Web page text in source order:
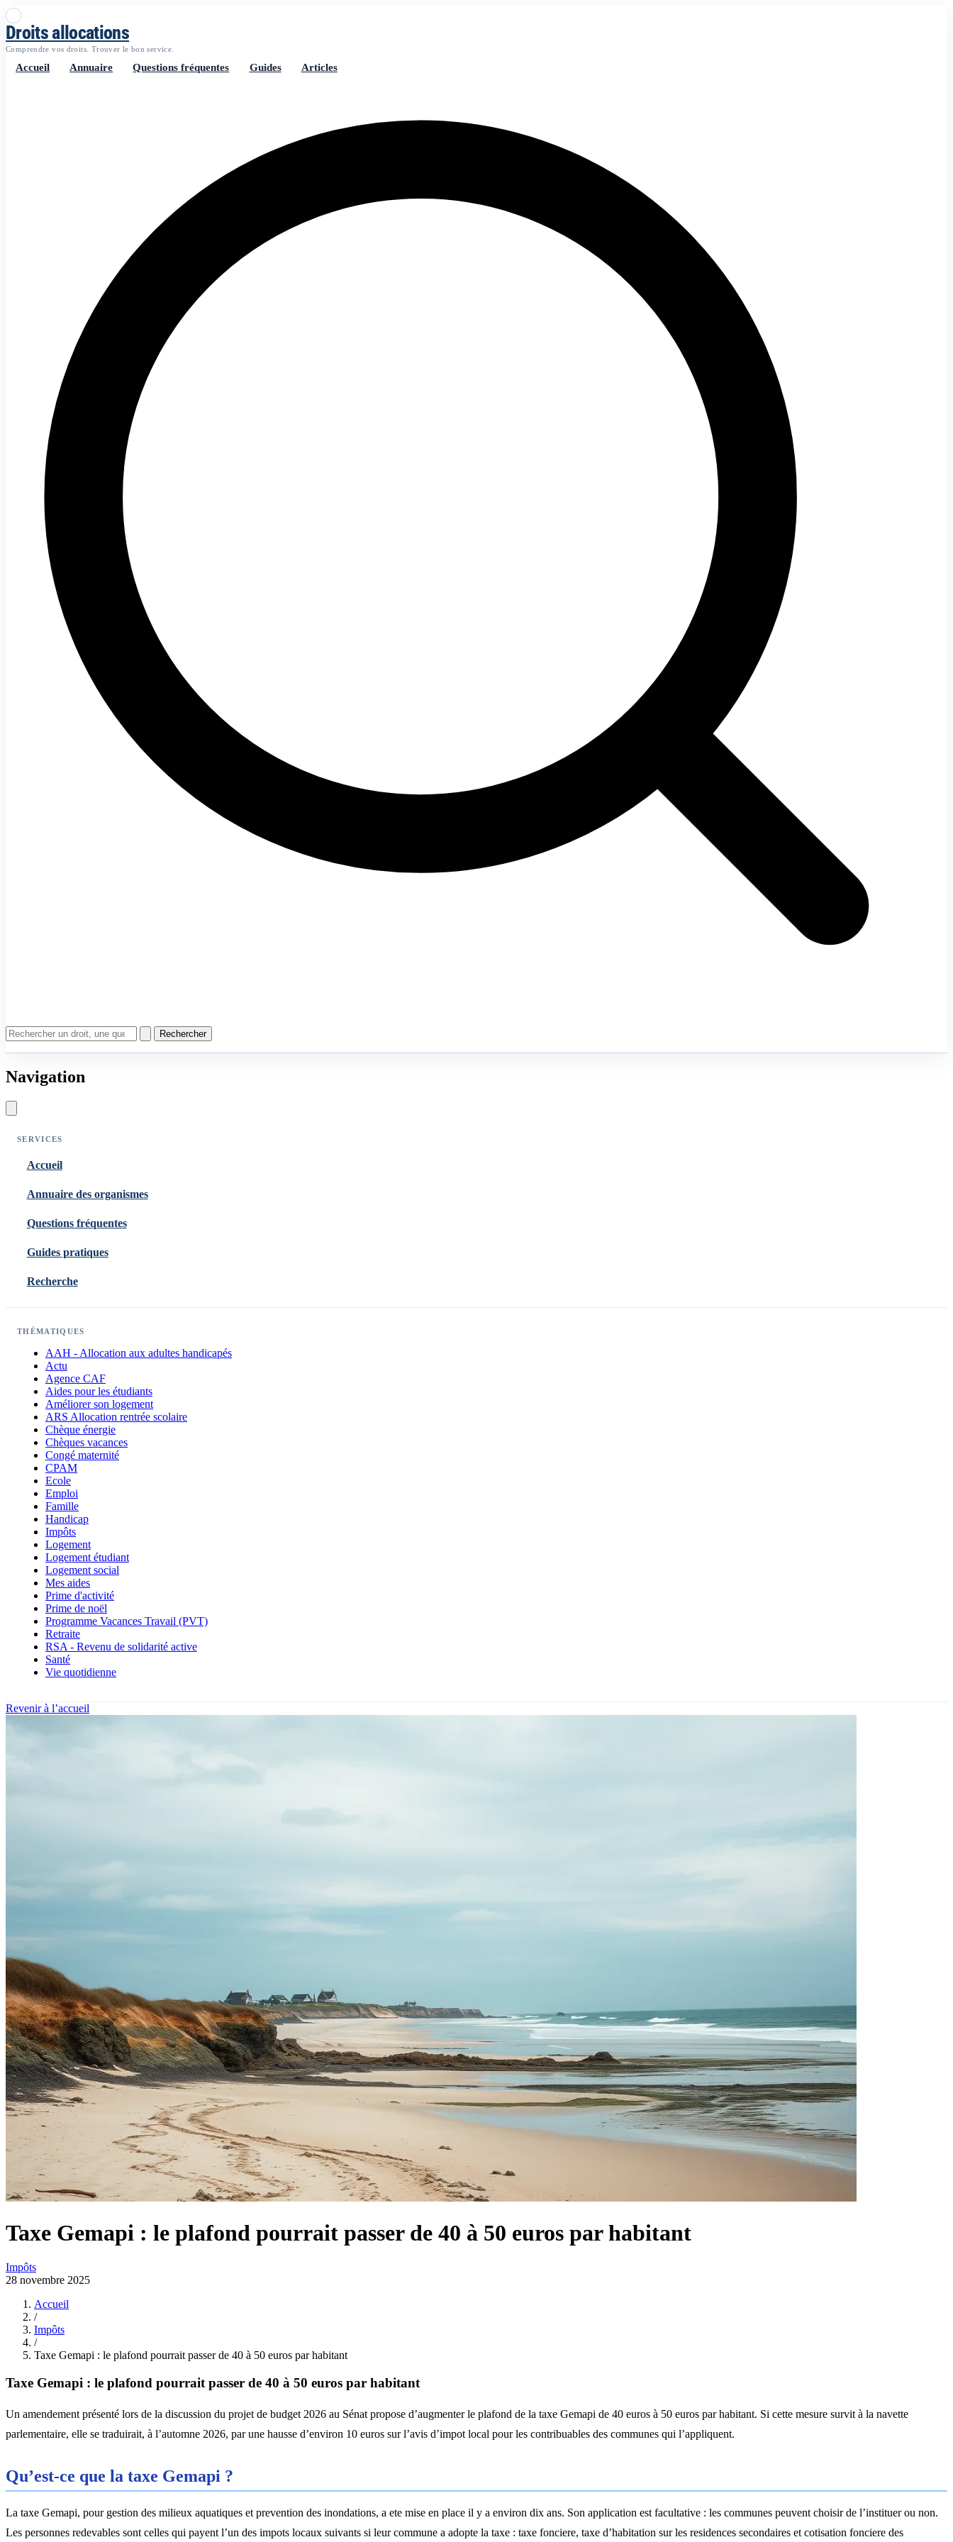
Droits allocations
Comprendre vos droits. Trouver le bon service.
Accueil Annuaire Questions fréquentes Guides Articles
Rechercher
Navigation
SERVICES
Accueil
Annuaire des organismes
Questions fréquentes
Guides pratiques
Recherche
THÉMATIQUES
AAH - Allocation aux adultes handicapés
Actu
Agence CAF
Aides pour les étudiants
Améliorer son logement
ARS Allocation rentrée scolaire
Chèque énergie
Chèques vacances
Congé maternité
CPAM
Ecole
Emploi
Famille
Handicap
Impôts
Logement
Logement étudiant
Logement social
Mes aides
Prime d'activité
Prime de noël
Programme Vacances Travail (PVT)
Retraite
RSA - Revenu de solidarité active
Santé
Vie quotidienne
Revenir à l’accueil
Taxe Gemapi : le plafond pourrait passer de 40 à 50 euros par habitant
Impôts
28 novembre 2025
Accueil
/
Impôts
/
Taxe Gemapi : le plafond pourrait passer de 40 à 50 euros par habitant
Taxe Gemapi : le plafond pourrait passer de 40 à 50 euros par habitant
Un amendement présenté lors de la discussion du projet de budget 2026 au Sénat propose d’augmenter le plafond de la taxe Gemapi de 40 euros à 50 euros par habitant. Si cette mesure survit à la navette
parlementaire, elle se traduirait, à l’automne 2026, par une hausse d’environ 10 euros sur l’avis d’impot local pour les contribuables des communes qui l’appliquent.
Qu’est-ce que la taxe Gemapi ?
La taxe Gemapi, pour gestion des milieux aquatiques et prevention des inondations, a ete mise en place il y a environ dix ans. Son application est facultative : les communes peuvent choisir de l’instituer ou non.
Les personnes redevables sont celles qui payent l’un des impots locaux suivants si leur commune a adopte la taxe : taxe fonciere, taxe d’habitation sur les residences secondaires et cotisation fonciere des